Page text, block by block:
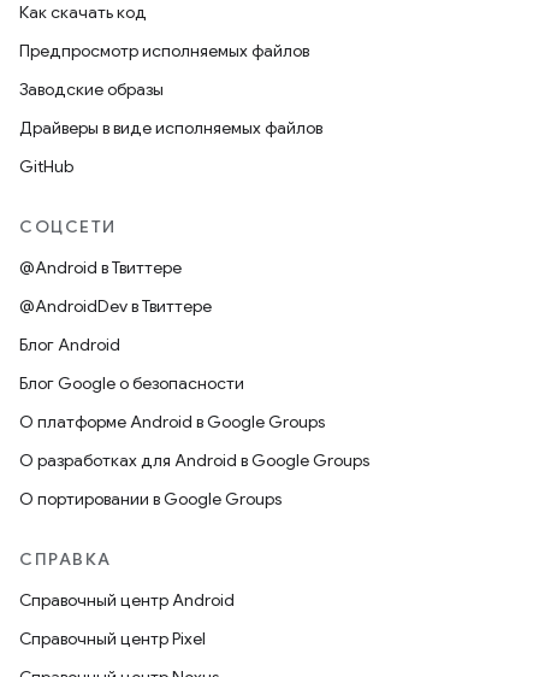
Как скачать код
Предпросмотр исполняемых файлов
Заводские образы
Драйверы в виде исполняемых файлов
GitHub
СОЦСЕТИ
@Android в Твиттере
@AndroidDev в Твиттере
Блог Android
Блог Google о безопасности
О платформе Android в Google Groups
О разработках для Android в Google Groups
О портировании в Google Groups
СПРАВКА
Справочный центр Android
Справочный центр Pixel